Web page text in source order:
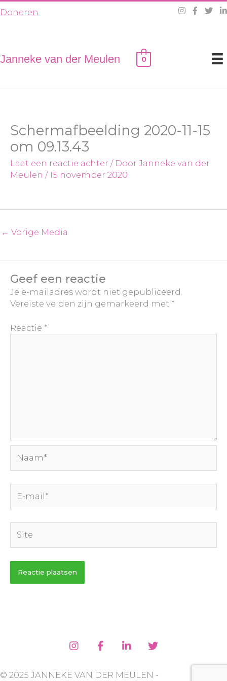
naar
Doneren
Janneke van der Meulen 0
Schermafbeelding 2020-11-15
om 09.13.43
Laat een reactie achter / Door Janneke van der
Meulen /15 november 2020
← Vorige Media
Geef een reactie
Je e-mailadres wordt niet gepubliceerd.
Vereiste velden zijn gemarkeerd met *
Reactie *
mail*
© 2025 JANNEKE VAN DER MEULEN -